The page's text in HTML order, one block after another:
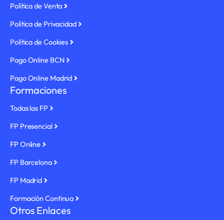
a
m
Política de Venta
Política de Privacidad
Política de Cookies
Pago Online BCN
Pago Online Madrid
Formaciones
Todas las FP
FP Presencial
FP Online
FP Barcelona
FP Madrid
Formación Continua
Otros Enlaces